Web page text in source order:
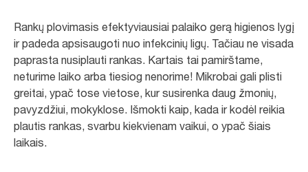
Rankų plovimasis efektyviausiai palaiko gerą higienos lygį
ir padeda apsisaugoti nuo infekcinių ligų. Tačiau ne visada
paprasta nusiplauti rankas. Kartais tai pamirštame,
neturime laiko arba tiesiog nenorime! Mikrobai gali plisti
greitai, ypač tose vietose, kur susirenka daug žmonių,
pavyzdžiui, mokyklose. Išmokti kaip, kada ir kodėl reikia
plautis rankas, svarbu kiekvienam vaikui, o ypač šiais
laikais.